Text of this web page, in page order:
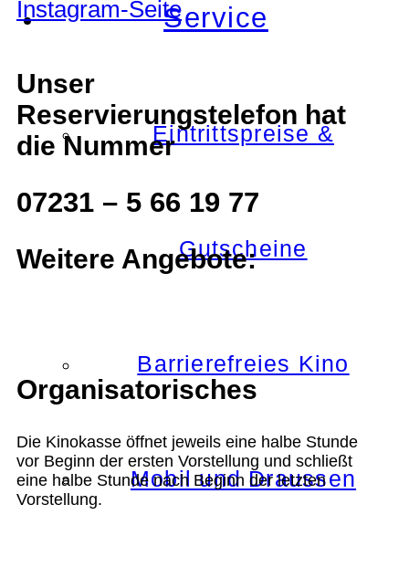
Service
Eintrittspreise &
Gutscheine
Barrierefreies Kino
Mobil und Draussen
Unser
Reservierungstelefon hat
die Nummer
07231 – 5 66 19 77
Weitere Angebote:
Organisatorisches
Die Kinokasse öffnet jeweils eine halbe Stunde
vor Beginn der ersten Vorstellung und schließt
eine halbe Stunde nach Beginn der letzten
Vorstellung.